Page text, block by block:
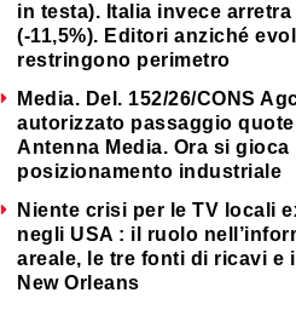
in testa). Italia invece
(-11,5%). Editori anziché
restringono perimetro
Media. Del. 152/26/CONS
autorizzato passaggio quote
Antenna Media. Ora si gioca
posizionamento industriale
Niente crisi per le TV locali
negli USA : il ruolo
areale, le tre fonti di ricavi e
New Orleans